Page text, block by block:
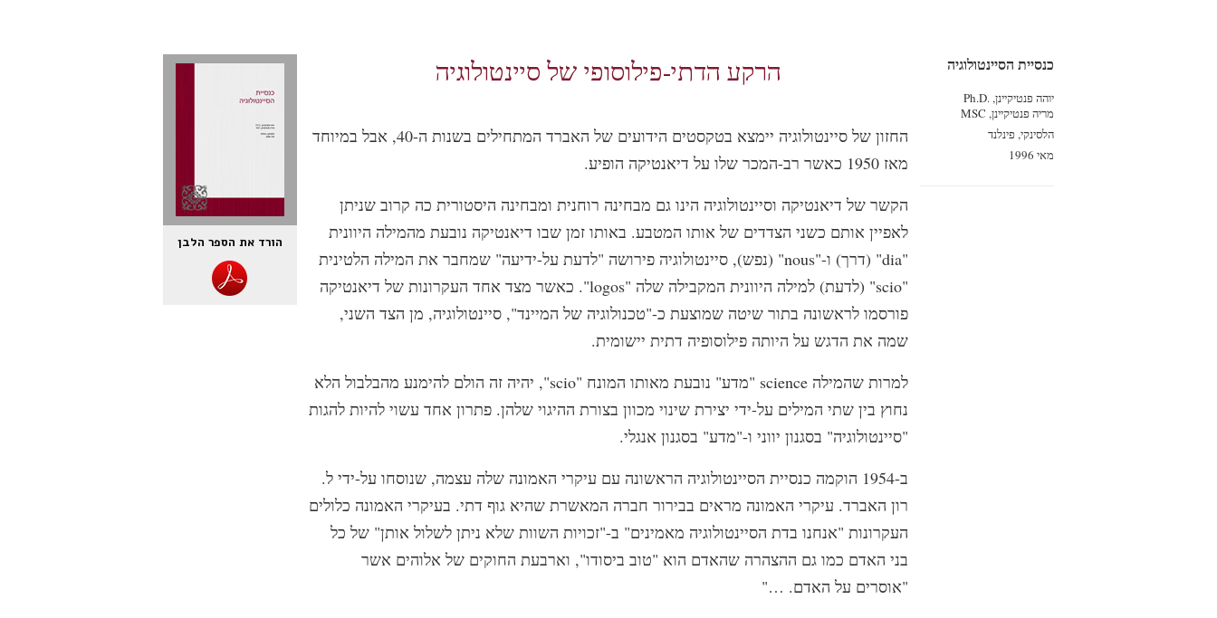
כנסיית הסיינטולוגיה
יוהה פנטיקיינן, Ph.D.‎
מריה פנטיקיינן, MSC
הלסינקי, פינלנד
מאי 1996
הרקע הדתי-פילוסופי של סיינטולוגיה
החזון של סיינטולוגיה יימצא בטקסטים הידועים של האברד המתחילים בשנות ה-40, אבל במיוחד
מאז 1950 כאשר רב-המכר שלו על דיאנטיקה הופיע.
הקשר של דיאנטיקה וסיינטולוגיה הינו גם מבחינה רוחנית ומבחינה היסטורית כה קרוב שניתן
לאפיין אותם כשני הצדדים של אותו המטבע. באותו זמן שבו דיאנטיקה נובעת מהמילה היוונית
"dia" (דרך) ו-"nous" (נפש), סיינטולוגיה פירושה "לדעת על-ידיעה" שמחבר את המילה הלטינית
"scio" (לדעת) למילה היוונית המקבילה שלה "logos". כאשר מצד אחד העקרונות של דיאנטיקה
פורסמו לראשונה בתור שיטה שמוצעת כ-"טכנולוגיה של המיינד", סיינטולוגיה, מן הצד השני,
שמה את הדגש על היותה פילוסופיה דתית יישומית.
למרות שהמילה science "מדע" נובעת מאותו המונח "scio", יהיה זה הולם להימנע מהבלבול הלא
נחוץ בין שתי המילים על-ידי יצירת שינוי מכוון בצורת ההיגוי שלהן. פתרון אחד עשוי להיות להגות
"סיינטולוגיה" בסגנון יווני ו-"מדע" בסגנון אנגלי.
ב-1954 הוקמה כנסיית הסיינטולוגיה הראשונה עם עיקרי האמונה שלה עצמה, שנוסחו על-ידי ל.
רון האברד. עיקרי האמונה מראים בבירור חברה המאשרת שהיא גוף דתי. בעיקרי האמונה כלולים
העקרונות "אנחנו בדת הסיינטולוגיה מאמינים" ב-"זכויות השוות שלא ניתן לשלול אותן" של כל
בני האדם כמו גם ההצהרה שהאדם הוא "טוב ביסודו", וארבעת החוקים של אלוהים אשר
"אוסרים על האדם. …"
הורד את הספר הלבן